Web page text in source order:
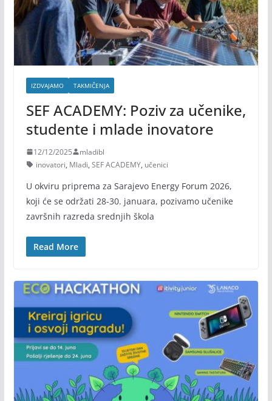
IZDVAJAMO TAKMIČENJA
SEF ACADEMY: Poziv za učenike,
studente i mlade inovatore
12/12/2025
mladibl
inovatori, Mladi, SEF ACADEMY, učenici
U okviru priprema za Sarajevo Energy Forum 2026,
koji će se održati 28-30. januara, pozivamo učenike
završnih razreda srednjih škola
Read More